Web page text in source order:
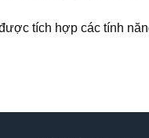
tích hợp các tính